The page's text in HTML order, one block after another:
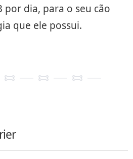
por dia, para o seu cão
que ele possui.